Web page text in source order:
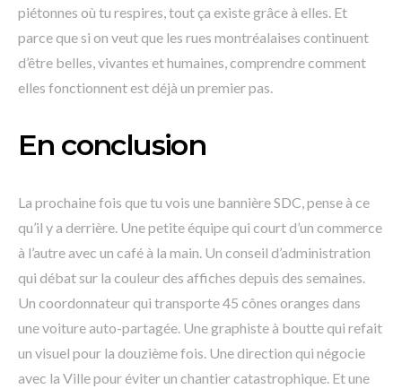
piétonnes où tu respires, tout ça existe grâce à elles. Et
parce que si on veut que les rues montréalaises continuent
d’être belles, vivantes et humaines, comprendre comment
elles fonctionnent est déjà un premier pas.
En conclusion
La prochaine fois que tu vois une bannière SDC, pense à ce
qu’il y a derrière. Une petite équipe qui court d’un commerce
à l’autre avec un café à la main. Un conseil d’administration
qui débat sur la couleur des affiches depuis des semaines.
Un coordonnateur qui transporte 45 cônes oranges dans
une voiture auto-partagée. Une graphiste à boutte qui refait
un visuel pour la douzième fois. Une direction qui négocie
avec la Ville pour éviter un chantier catastrophique. Et une